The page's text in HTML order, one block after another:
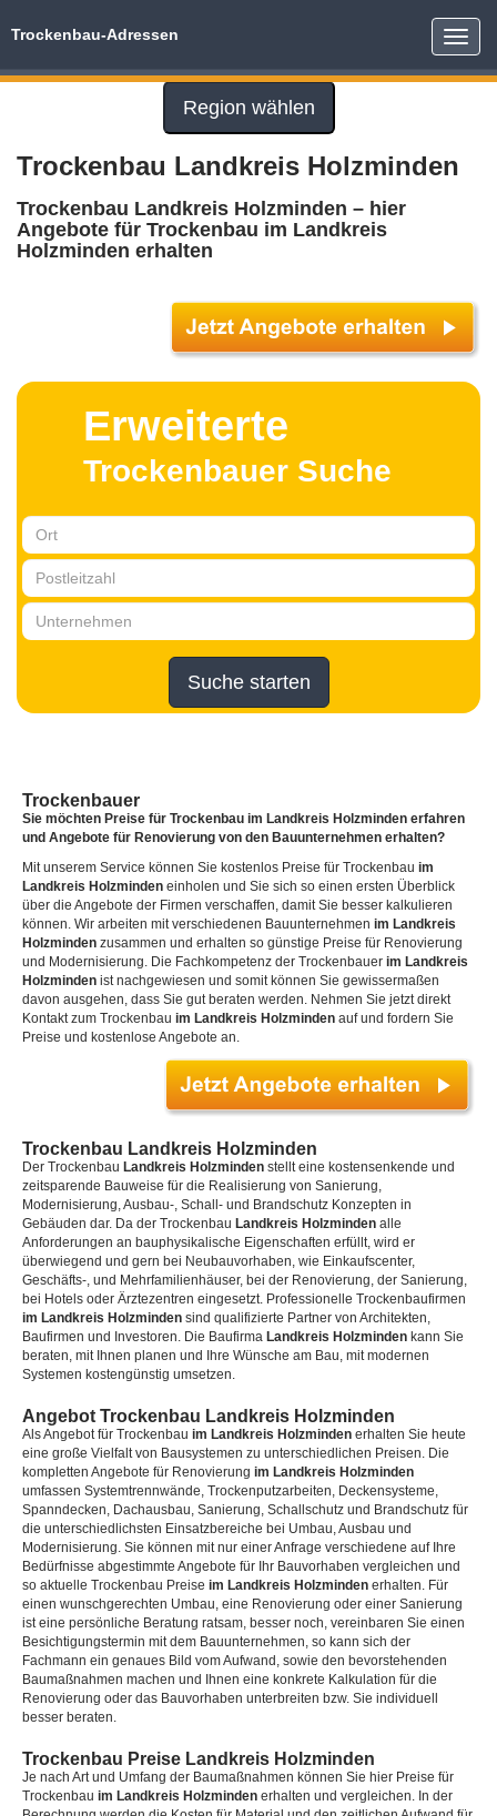
Toggle
Trockenbau-Adressen
Region wählen
Trockenbau Landkreis Holzminden
Trockenbau Landkreis Holzminden – hier
Angebote für Trockenbau im Landkreis
Holzminden erhalten
Erweiterte
Trockenbauer Suche
Suche starten
Trockenbauer
Sie möchten Preise für Trockenbau im Landkreis Holzminden erfahren
und Angebote für Renovierung von den Bauunternehmen erhalten?
Mit unserem Service können Sie kostenlos Preise für Trockenbau im
Landkreis Holzminden einholen und Sie sich so einen ersten Überblick
über die Angebote der Firmen verschaffen, damit Sie besser kalkulieren
können. Wir arbeiten mit verschiedenen Bauunternehmen im Landkreis
Holzminden zusammen und erhalten so günstige Preise für Renovierung
und Modernisierung. Die Fachkompetenz der Trockenbauer im Landkreis
Holzminden ist nachgewiesen und somit können Sie gewissermaßen
davon ausgehen, dass Sie gut beraten werden. Nehmen Sie jetzt direkt
Kontakt zum Trockenbau im Landkreis Holzminden auf und fordern Sie
Preise und kostenlose Angebote an.
Trockenbau Landkreis Holzminden
Der Trockenbau Landkreis Holzminden stellt eine kostensenkende und
zeitsparende Bauweise für die Realisierung von Sanierung,
Modernisierung, Ausbau-, Schall- und Brandschutz Konzepten in
Gebäuden dar. Da der Trockenbau Landkreis Holzminden alle
Anforderungen an bauphysikalische Eigenschaften erfüllt, wird er
überwiegend und gern bei Neubauvorhaben, wie Einkaufscenter,
Geschäfts-, und Mehrfamilienhäuser, bei der Renovierung, der Sanierung,
bei Hotels oder Ärztezentren eingesetzt. Professionelle Trockenbaufirmen
im Landkreis Holzminden sind qualifizierte Partner von Architekten,
Baufirmen und Investoren. Die Baufirma Landkreis Holzminden kann Sie
beraten, mit Ihnen planen und Ihre Wünsche am Bau, mit modernen
Systemen kostengünstig umsetzen.
Angebot Trockenbau Landkreis Holzminden
Als Angebot für Trockenbau im Landkreis Holzminden erhalten Sie heute
eine große Vielfalt von Bausystemen zu unterschiedlichen Preisen. Die
kompletten Angebote für Renovierung im Landkreis Holzminden
umfassen Systemtrennwände, Trockenputzarbeiten, Deckensysteme,
Spanndecken, Dachausbau, Sanierung, Schallschutz und Brandschutz für
die unterschiedlichsten Einsatzbereiche bei Umbau, Ausbau und
Modernisierung. Sie können mit nur einer Anfrage verschiedene auf Ihre
Bedürfnisse abgestimmte Angebote für Ihr Bauvorhaben vergleichen und
so aktuelle Trockenbau Preise im Landkreis Holzminden erhalten. Für
einen wunschgerechten Umbau, eine Renovierung oder einer Sanierung
ist eine persönliche Beratung ratsam, besser noch, vereinbaren Sie einen
Besichtigungstermin mit dem Bauunternehmen, so kann sich der
Fachmann ein genaues Bild vom Aufwand, sowie den bevorstehenden
Baumaßnahmen machen und Ihnen eine konkrete Kalkulation für die
Renovierung oder das Bauvorhaben unterbreiten bzw. Sie individuell
besser beraten.
Trockenbau Preise Landkreis Holzminden
Je nach Art und Umfang der Baumaßnahmen können Sie hier Preise für
Trockenbau im Landkreis Holzminden erhalten und vergleichen. In der